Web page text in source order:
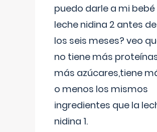
puedo darle a mi bebé
leche nidina 2 antes de
los seis meses? veo
no tiene más
más azúcares,tiene
o menos los mismos
ingredientes que la
nidina 1.